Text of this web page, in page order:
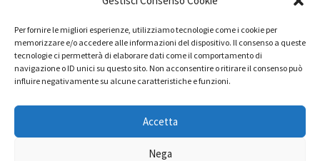
Per fornire le migliori esperienze, utilizziamo tecnologie come i cookie per
memorizzare e/o accedere alle informazioni del dispositivo. Il consenso a queste
tecnologie ci permetterà di elaborare dati come il comportamento di
navigazione o ID unici su questo sito. Non acconsentire o ritirare il consenso può
influire negativamente su alcune caratteristiche e funzioni.
Accetta
Nega
NEWSLETTER
OTTOBRATA SOLIDALE
PATRONATO
PROGETTI